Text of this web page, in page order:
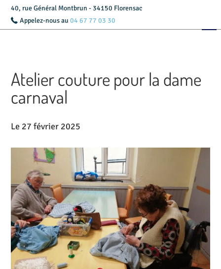
40, rue Général Montbrun - 34150 Florensac
Appelez-nous au 04 67 77 03 30
Accueil
Livret d’accueil
Services
Tarifs
Actualités
Contact
Atelier couture pour la dame
carnaval
Le 27 février 2025